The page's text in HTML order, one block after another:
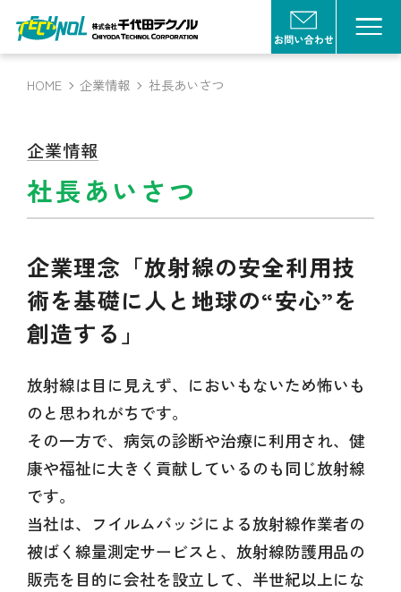
HOME 企業情報 社長あいさつ
企業情報
社長あいさつ
企業理念「放射線の安全利用技
術を基礎に人と地球の“安心”を
創造する」
放射線は目に見えず、においもないため怖いも
のと思われがちです。
その一方で、病気の診断や治療に利用され、健
康や福祉に大きく貢献しているのも同じ放射線
です。
当社は、フイルムバッジによる放射線作業者の
被ばく線量測定サービスと、 放射線防護用品の
販売を目的に会社を設立して、半世紀以上にな